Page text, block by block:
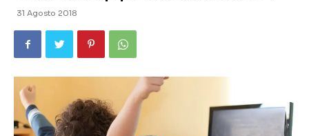
31 Agosto 2018